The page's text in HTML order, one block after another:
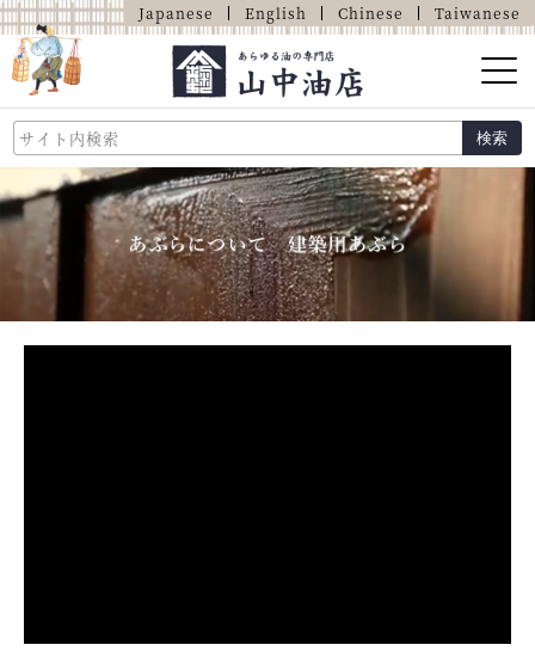
Japanese English Chinese Taiwanese
検索
山中油店的介绍
关于油的那些事
商品介绍
店铺介绍
网上商店